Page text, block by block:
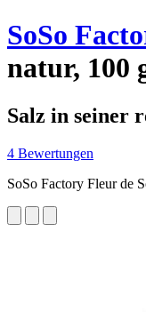
SoSo
natur, 100
Salz in seiner
4 Bewertungen
SoSo Factory Fleur de